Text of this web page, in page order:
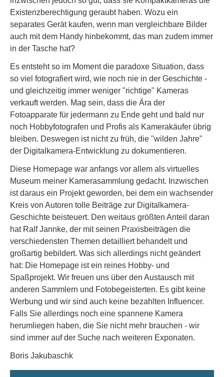
Existenzberechtigung geraubt haben. Wozu ein
separates Gerät kaufen, wenn man vergleichbare Bilder
auch mit dem Handy hinbekommt, das man zudem immer
in der Tasche hat?
Es entsteht so im Moment die paradoxe Situation, dass
so viel fotografiert wird, wie noch nie in der Geschichte -
und gleichzeitig immer weniger "richtige" Kameras
verkauft werden. Mag sein, dass die Ära der
Fotoapparate für jedermann zu Ende geht und bald nur
noch Hobbyfotografen und Profis als Kamerakäufer übrig
bleiben. Deswegen ist nicht zu früh, die "wilden Jahre"
der Digitalkamera-Entwicklung zu dokumentieren.
Diese Homepage war anfangs vor allem als virtuelles
Museum meiner Kamerasammlung gedacht. Inzwischen
ist daraus ein Projekt geworden, bei dem ein wachsender
Kreis von Autoren tolle Beiträge zur Digitalkamera-
Geschichte beisteuert. Den weitaus größten Anteil daran
hat Ralf Jannke, der mit seinen Praxisbeiträgen die
verschiedensten Themen detailliert behandelt und
großartig bebildert. Was sich allerdings nicht geändert
hat: Die Homepage ist ein reines Hobby- und
Spaßprojekt. Wir freuen uns über den Austausch mit
anderen Sammlern und Fotobegeisterten. Es gibt keine
Werbung und wir sind auch keine bezahlten Influencer.
Falls Sie allerdings noch eine spannene Kamera
herumliegen haben, die Sie nicht mehr brauchen - wir
sind immer auf der Suche nach weiteren Exponaten.
Boris Jakubaschk